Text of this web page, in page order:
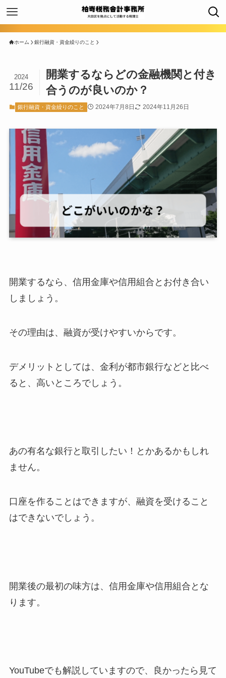
ホーム 銀行融資・資金繰りのこと
開業するならどの金融機関と付き
合うのが良いのか？
2024
11/26
銀行融資・資金繰りのこと 2024年7月8日 2024年11月26日
開業するなら、信用金庫や信用組合とお付き合い
しましょう。
その理由は、融資が受けやすいからです。
デメリットとしては、金利が都市銀行などと比べ
ると、高いところでしょう。
あの有名な銀行と取引したい！とかあるかもしれ
ません。
口座を作ることはできますが、融資を受けること
はできないでしょう。
開業後の最初の味方は、信用金庫や信用組合とな
ります。
YouTubeでも解説していますので、良かったら見て